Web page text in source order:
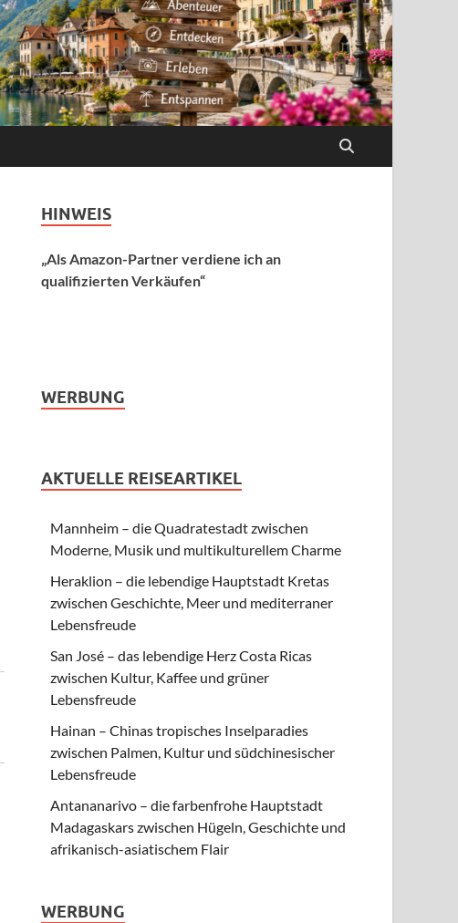
HINWEIS
„Als Amazon-Partner verdiene ich an
qualifizierten Verkäufen“
WERBUNG
AKTUELLE REISEARTIKEL
Mannheim – die Quadratestadt zwischen
Moderne, Musik und multikulturellem Charme
Heraklion – die lebendige Hauptstadt Kretas
zwischen Geschichte, Meer und mediterraner
Lebensfreude
San José – das lebendige Herz Costa Ricas
zwischen Kultur, Kaffee und grüner
Lebensfreude
Hainan – Chinas tropisches Inselparadies
zwischen Palmen, Kultur und südchinesischer
Lebensfreude
Antananarivo – die farbenfrohe Hauptstadt
Madagaskars zwischen Hügeln, Geschichte und
afrikanisch-asiatischem Flair
WERBUNG